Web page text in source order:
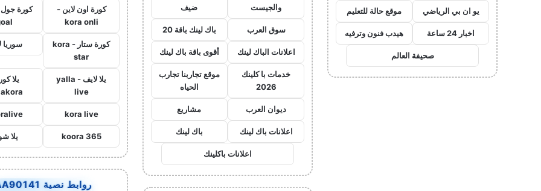
يو ان بي الرياضي موقع حالة للتعليم
اخبار 24 ساعة هيدب فنون وترفيه
صحيفة العالم
والجيست
ضيف
سوق العرب باك لينك باقة 20
اعلانات الباك لينك أقوى باقة باك لينك
خدمات با كلينك
2026
موقع تجاربنا تجارب
الحياه
ديوان العرب مشاريع
اعلانات باك لينك باك لينك
اعلانات باكلينك
كورة اون لاين -
kora onli
كورة ستار - kora
star
سوريا
يلا لايف - yalla
live
يلا
kora live
koora 365 يلا
روابط نصية AA90141